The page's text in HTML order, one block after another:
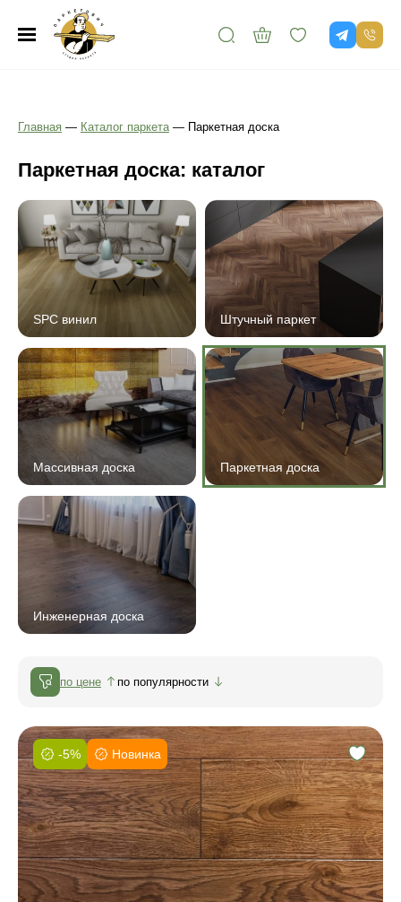
Главная — Каталог паркета — Паркетная доска
Паркетная доска: каталог
SPC винил Штучный паркет
Массивная доска Паркетная доска
Инженерная доска
по цене по популярности
-5% Новинка
Фаска:
Соединение:
Обработка:
Длина:
Ширина:
Толщина: